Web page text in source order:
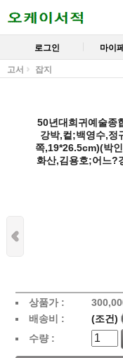
로그인 마이
고서 잡지
50년대희귀예술종
강박,컽;백영수,정
쪽,19*26.5cm)(박
화산,김용호;어느?
상품가 :
배송비 :
(조건)
수량 :